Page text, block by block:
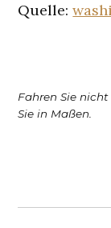
Quelle:
Fahren Sie
Sie in Maßen.